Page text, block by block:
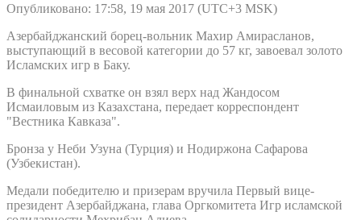
Опубликовано: 17:58, 19 мая 2017 (UTC+3 MSK)
Азербайджанский борец-вольник Махир Амирасланов,
выступающий в весовой категории до 57 кг, завоевал золото
Исламских игр в Баку.
В финальной схватке он взял верх над Жандосом
Исмаиловым из Казахстана, передает корреспондент
"Вестника Кавказа".
Бронза у Неби Узуна (Турция) и Нодиржона Сафарова
(Узбекистан).
Медали победителю и призерам вручила Первый вице-
президент Азербайджана, глава Оргкомитета Игр исламской